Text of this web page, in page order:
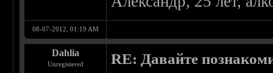
08-07-2012, 01:19 AM
Dahlia
Unregistered RE: Давайте